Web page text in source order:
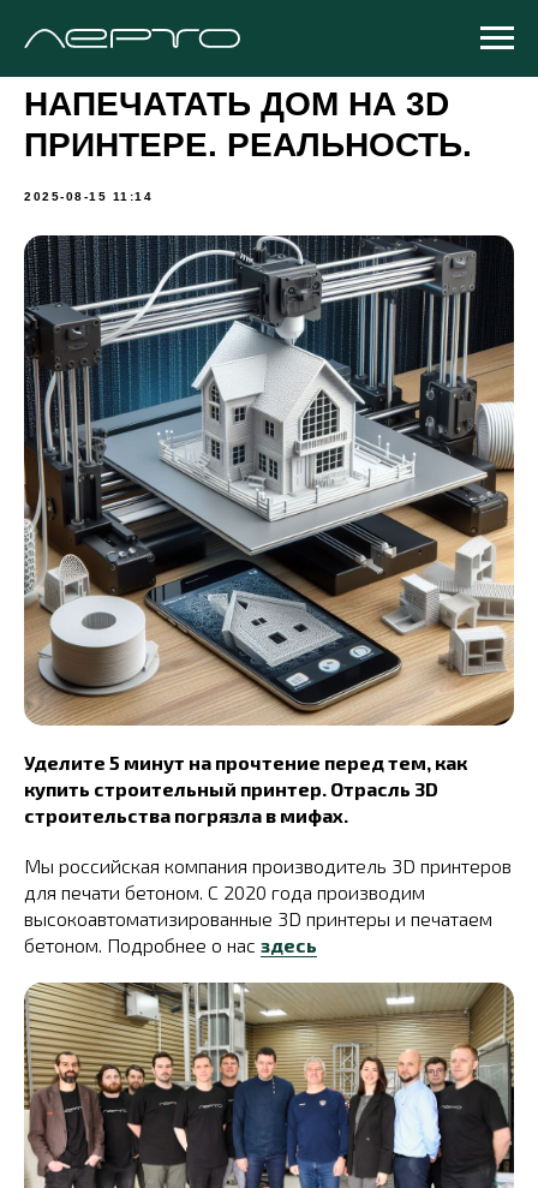
НАПЕЧАТАТЬ ДОМ НА 3D
ПРИНТЕРЕ. РЕАЛЬНОСТЬ.
2025-08-15 11:14
Уделите 5 минут на прочтение перед тем, как
купить строительный принтер. Отрасль 3D
строительства погрязла в мифах.
Мы российская компания производитель 3D принтеров
для печати бетоном. С 2020 года производим
высокоавтоматизированные 3D принтеры и печатаем
бетоном. Подробнее о нас здесь